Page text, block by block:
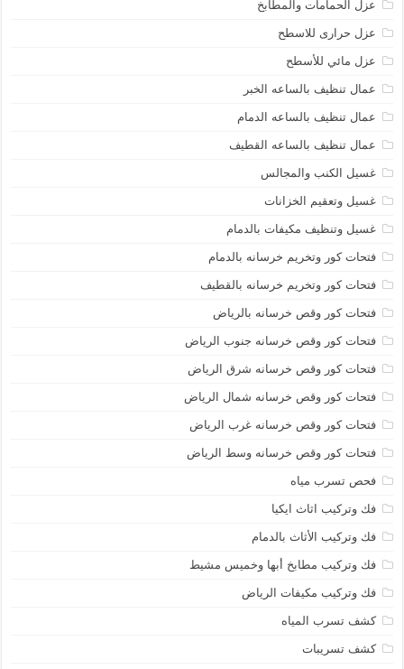
عزل الحمامات والمطابخ
عزل حرارى للاسطح
عزل مائي للأسطح
عمال تنظيف بالساعه الخبر
عمال تنظيف بالساعه الدمام
عمال تنظيف بالساعه القطيف
غسيل الكنب والمجالس
غسيل وتعقيم الخزانات
غسيل وتنظيف مكيفات بالدمام
فتحات كور وتخريم خرسانه بالدمام
فتحات كور وتخريم خرسانه بالقطيف
فتحات كور وقص خرسانه بالرياض
فتحات كور وقص خرسانه جنوب الرياض
فتحات كور وقص خرسانه شرق الرياض
فتحات كور وقص خرسانه شمال الرياض
فتحات كور وقص خرسانه غرب الرياض
فتحات كور وقص خرسانه وسط الرياض
فحص تسرب مياه
فك وتركيب اثاث ايكيا
فك وتركيب الأثاث بالدمام
فك وتركيب مطابخ أبها وخميس مشيط
فك وتركيب مكيفات الرياض
كشف تسرب المياه
كشف تسريبات